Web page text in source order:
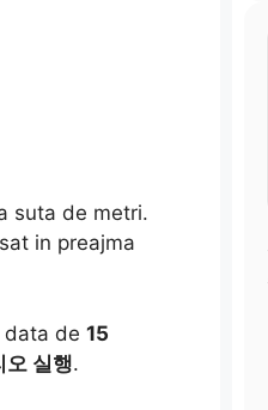
suta de metri.
in preajma
data de 15
오 실행.